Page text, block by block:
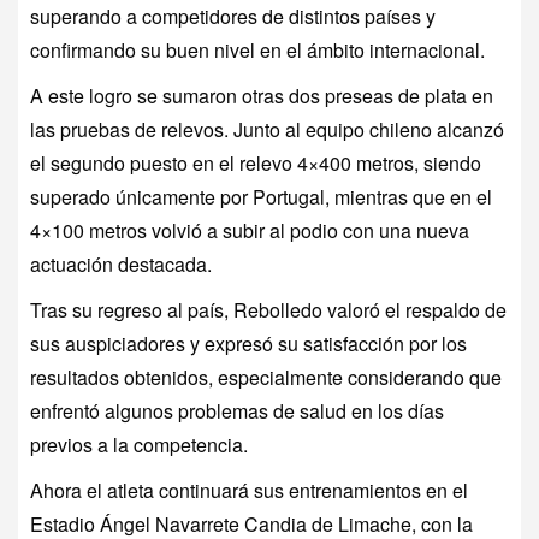
superando a competidores de distintos países y
confirmando su buen nivel en el ámbito internacional.
A este logro se sumaron otras dos preseas de plata en
las pruebas de relevos. Junto al equipo chileno alcanzó
el segundo puesto en el relevo 4×400 metros, siendo
superado únicamente por Portugal, mientras que en el
4×100 metros volvió a subir al podio con una nueva
actuación destacada.
Tras su regreso al país, Rebolledo valoró el respaldo de
sus auspiciadores y expresó su satisfacción por los
resultados obtenidos, especialmente considerando que
enfrentó algunos problemas de salud en los días
previos a la competencia.
Ahora el atleta continuará sus entrenamientos en el
Estadio Ángel Navarrete Candia de Limache, con la